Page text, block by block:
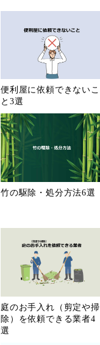
岐阜県
滋賀県
佐賀県
便利屋に依頼できないこ
と3選
竹の駆除・処分方法6選
庭のお手入れ（剪定や掃
除）を依頼できる業者4
選